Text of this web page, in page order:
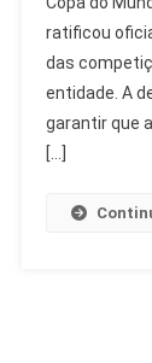
ratificou
das
entidade. A
garantir que
[…]